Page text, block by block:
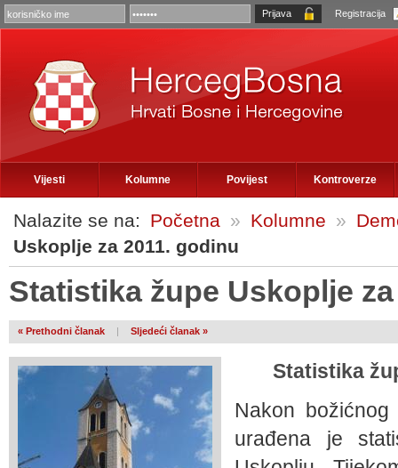
Registracija
Vijesti Kolumne Povijest Kontroverze
Nalazite se na: Početna » Kolumne »
Uskoplje za 2011. godinu
Statistika župe Uskoplje
« Prethodni članak | Sljedeći članak »
Statistika
Nakon
urađena je